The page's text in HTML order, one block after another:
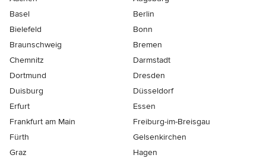
Basel
Berlin
Bielefeld
Bonn
Braunschweig
Bremen
Chemnitz
Darmstadt
Dortmund
Dresden
Duisburg
Düsseldorf
Erfurt
Essen
Frankfurt am Main
Freiburg-im-Breisgau
Fürth
Gelsenkirchen
Graz
Hagen